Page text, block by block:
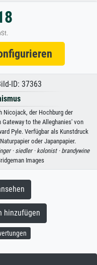
ID: 37363
Nicojack, der Hochburg der
to the Alleghanies' von
Pyle. Verfügbar als Kunstdruck
oder Japanpapier.
· siedler · kolonist · brandywine
Images